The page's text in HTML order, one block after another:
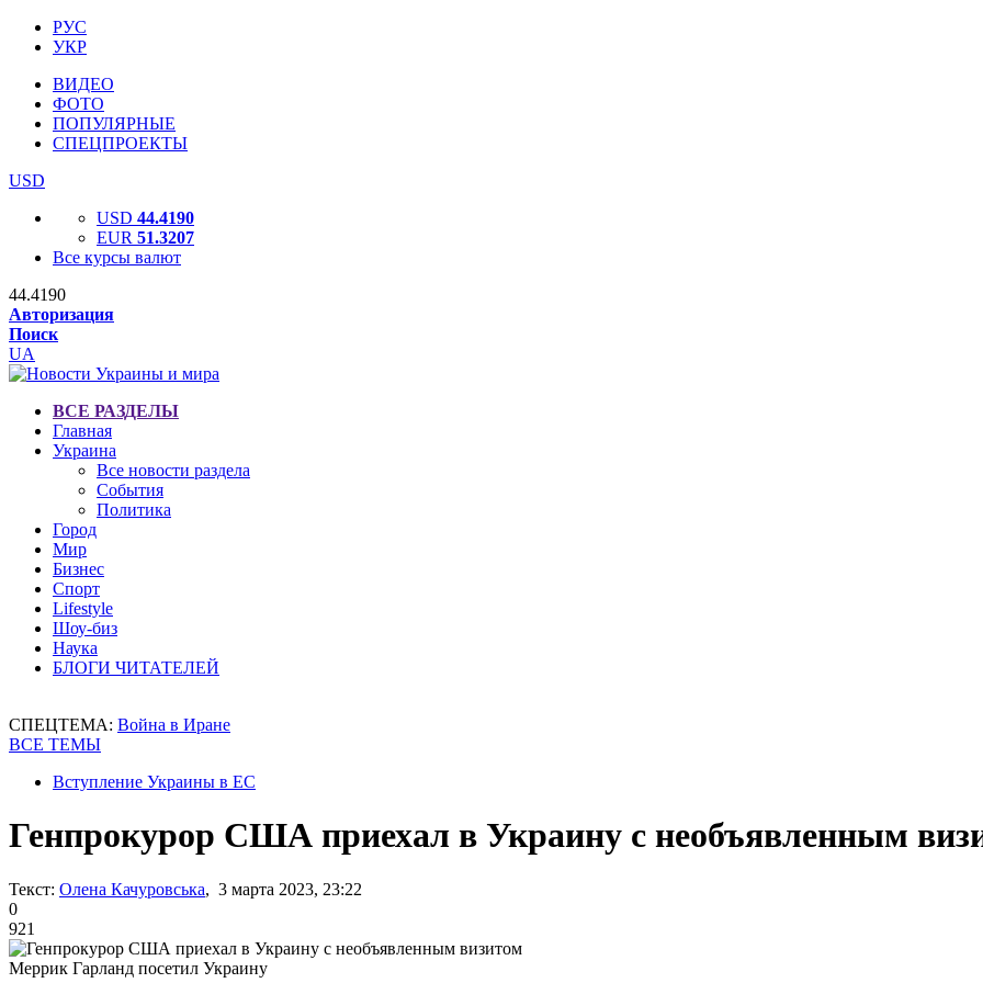
РУС
УКР
ВИДЕО
ФОТО
ПОПУЛЯРНЫЕ
СПЕЦПРОЕКТЫ
USD
USD 44.4190
EUR 51.3207
Все курсы валют
44.4190
Авторизация
Поиск
UA
ВСЕ РАЗДЕЛЫ
Главная
Украина
Все новости раздела
События
Политика
Город
Мир
Бизнес
Спорт
Lifestyle
Шоу-биз
Наука
БЛОГИ ЧИТАТЕЛЕЙ
СПЕЦТЕМА: Война в Иране
ВСЕ ТЕМЫ
Вступление Украины в ЕС
Генпрокурор США приехал в Украину с необъявленным
Текст: Олена Качуровська, 3 марта 2023, 23:22
0
921
Меррик Гарланд посетил Украину